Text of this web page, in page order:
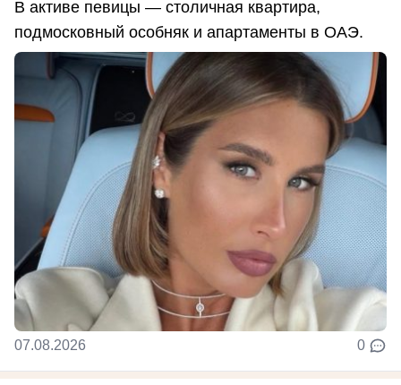
В активе певицы — столичная квартира,
подмосковный особняк и апартаменты в ОАЭ.
07.08.2026 0